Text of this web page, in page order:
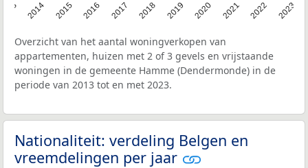
2014 2015 2016 2017 2018 2019 2020 2021 2022 2023
Overzicht van het aantal woningverkopen van
appartementen, huizen met 2 of 3 gevels en vrijstaande
woningen in de gemeente Hamme (Dendermonde) in de
periode van 2013 tot en met 2023.
Nationaliteit: verdeling Belgen en
vreemdelingen per jaar